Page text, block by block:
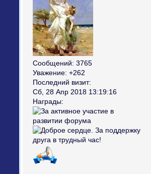
Сообщений: 3765
Уважение: +262
Последний визит:
Сб, 28 Апр 2018 13:19:16
Награды: